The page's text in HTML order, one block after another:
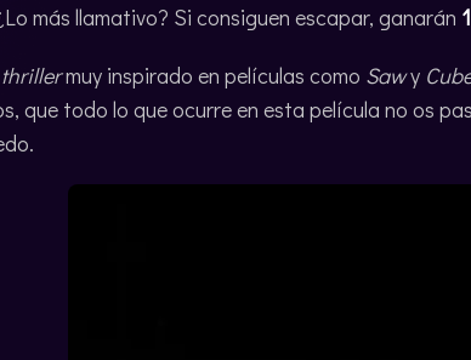
más llamativo? Si consiguen escapar, ganarán
thrillermuy inspirado en películas como Sawy
que todo lo que ocurre en esta película no os